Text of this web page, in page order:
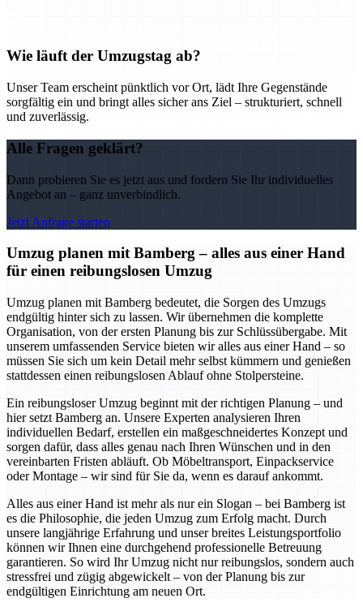
Wie läuft der Umzugstag ab?
Unser Team erscheint pünktlich vor Ort, lädt Ihre Gegenstände
sorgfältig ein und bringt alles sicher ans Ziel – strukturiert, schnell
und zuverlässig.
Alle Fragen geklärt?
Dann probieren Sie es jetzt aus und fordern Sie Ihr individuelles
Angebot an – ganz unverbindlich.
Jetzt Anfrage starten
Umzug planen mit Bamberg – alles aus einer Hand
für einen reibungslosen Umzug
Umzug planen mit Bamberg bedeutet, die Sorgen des Umzugs
endgültig hinter sich zu lassen. Wir übernehmen die komplette
Organisation, von der ersten Planung bis zur Schlüssübergabe. Mit
unserem umfassenden Service bieten wir alles aus einer Hand – so
müssen Sie sich um kein Detail mehr selbst kümmern und genießen
stattdessen einen reibungslosen Ablauf ohne Stolpersteine.
Ein reibungsloser Umzug beginnt mit der richtigen Planung – und
hier setzt Bamberg an. Unsere Experten analysieren Ihren
individuellen Bedarf, erstellen ein maßgeschneidertes Konzept und
sorgen dafür, dass alles genau nach Ihren Wünschen und in den
vereinbarten Fristen abläuft. Ob Möbeltransport, Einpackservice
oder Montage – wir sind für Sie da, wenn es darauf ankommt.
Alles aus einer Hand ist mehr als nur ein Slogan – bei Bamberg ist
es die Philosophie, die jeden Umzug zum Erfolg macht. Durch
unsere langjährige Erfahrung und unser breites Leistungsportfolio
können wir Ihnen eine durchgehend professionelle Betreuung
garantieren. So wird Ihr Umzug nicht nur reibungslos, sondern auch
stressfrei und zügig abgewickelt – von der Planung bis zur
endgültigen Einrichtung am neuen Ort.